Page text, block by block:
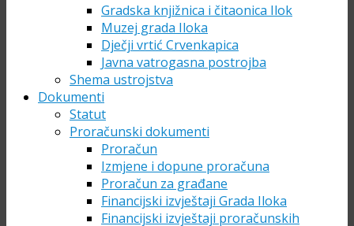
Gradska knjižnica i čitaonica Ilok
Muzej grada Iloka
Dječji vrtić Crvenkapica
Javna vatrogasna postrojba
Shema ustrojstva
Dokumenti
Statut
Proračunski dokumenti
Proračun
Izmjene i dopune proračuna
Proračun za građane
Financijski izvještaji Grada Iloka
Financijski izvještaji proračunskih